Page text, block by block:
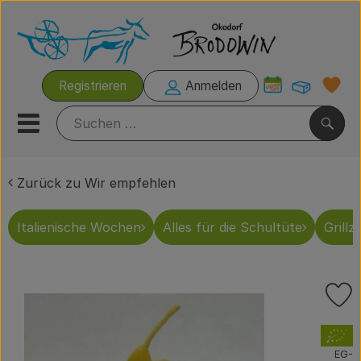
Registrieren Anmelden
Mobiles Menu öffnen oder
Rezeptkisten
Zurück zu Wir empfehlen
Italienische Wochen Alles für die Schultüte
, Verband:
EG-